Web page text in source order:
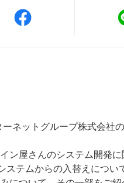
ネットグループ株式会社の
ン屋さんのシステム開発に
ステムからの入替えについ